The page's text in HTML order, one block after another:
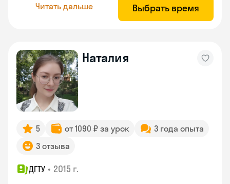
Читать дальше Выбрать время
Наталия
5 от 1090 ₽ за урок
3 года опыта
3 отзыва
ДГТУ • 2015 г.